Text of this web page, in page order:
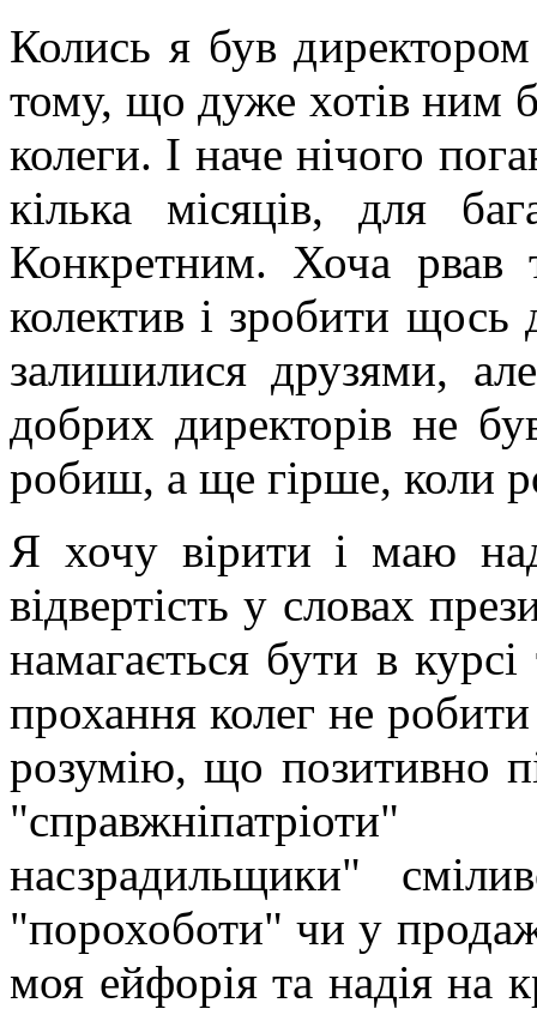
Колись я був
тому, що дуже хотів ним
колеги. І наче нічого
кілька місяців, для
Конкретним. Хоча рвав
колектив і зробити
залишилися друзями,
добрих директорів не
робиш, а ще гірше, коли
Я хочу вірити і маю
відвертість у словах
намагається бути в
прохання колег не
розумію, що позитивно
насзрадильщики"
"порохоботи" чи у
моя ейфорія та надія на